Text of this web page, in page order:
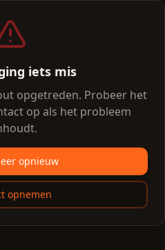
iets mis
opgetreden. Probeer het
op als het probleem
opnieuw
opnemen